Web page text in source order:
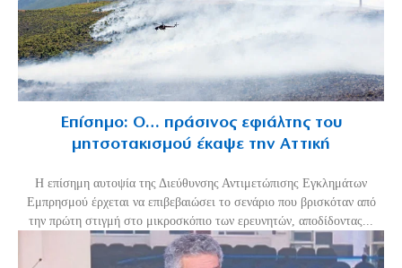
Επίσημο: Ο… πράσινος εφιάλτης του
μητσοτακισμού έκαψε την Αττική
Η επίσημη αυτοψία της Διεύθυνσης Αντιμετώπισης Εγκλημάτων
Εμπρησμού έρχεται να επιβεβαιώσει το σενάριο που βρισκόταν από
την πρώτη στιγμή στο μικροσκόπιο των ερευνητών, αποδίδοντας...